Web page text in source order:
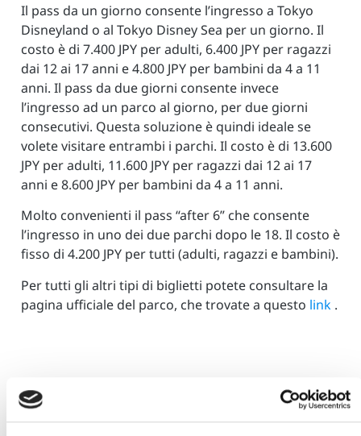
Il pass da un giorno consente l’ingresso a Tokyo
Disneyland o al Tokyo Disney Sea per un giorno. Il
costo è di 7.400 JPY per adulti, 6.400 JPY per ragazzi
dai 12 ai 17 anni e 4.800 JPY per bambini da 4 a 11
anni. Il pass da due giorni consente invece
l’ingresso ad un parco al giorno, per due giorni
consecutivi. Questa soluzione è quindi ideale se
volete visitare entrambi i parchi. Il costo è di 13.600
JPY per adulti, 11.600 JPY per ragazzi dai 12 ai 17
anni e 8.600 JPY per bambini da 4 a 11 anni.
Molto convenienti il pass “after 6” che consente
l’ingresso in uno dei due parchi dopo le 18. Il costo è
fisso di 4.200 JPY per tutti (adulti, ragazzi e bambini).
Per tutti gli altri tipi di biglietti potete consultare la
pagina ufficiale del parco, che trovate a questo link .
Ti è venuta voglia di provare questa esperienza?